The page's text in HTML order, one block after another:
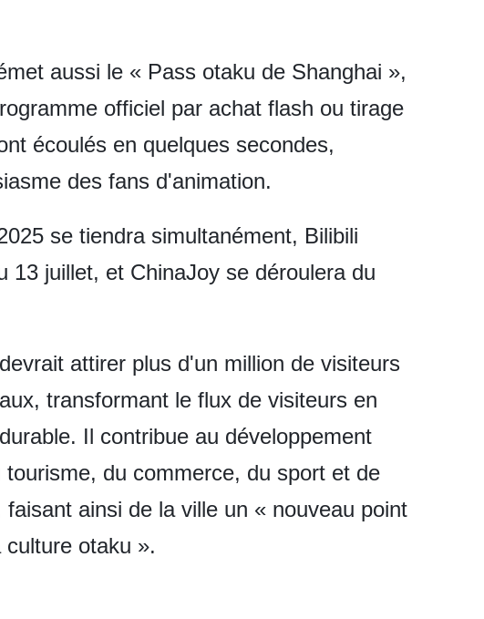
aussi le « Pass otaku de Shanghai »,
officiel par achat flash ou tirage
écoulés en quelques secondes,
des fans d'animation.
se tiendra simultanément, Bilibili
13 juillet, et ChinaJoy se déroulera du
attirer plus d'un million de visiteurs
transformant le flux de visiteurs en
Il contribue au développement
du commerce, du sport et de
ainsi de la ville un « nouveau point
otaku ».